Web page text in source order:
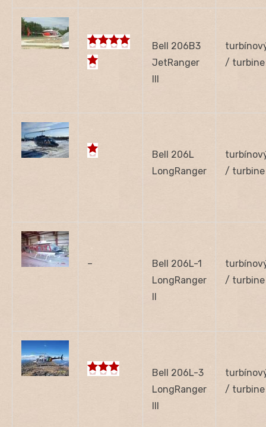
Bell 206B3
JetRanger
III
/ turbine
Bell 206L
LongRanger
/ turbine
–
Bell 206L-1
LongRanger
II
/ turbine
Bell 206L-3
LongRanger
III
/ turbine